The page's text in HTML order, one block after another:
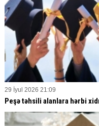
29 İyul 2026 21:09
Peşə təhsili alanlara hərbi